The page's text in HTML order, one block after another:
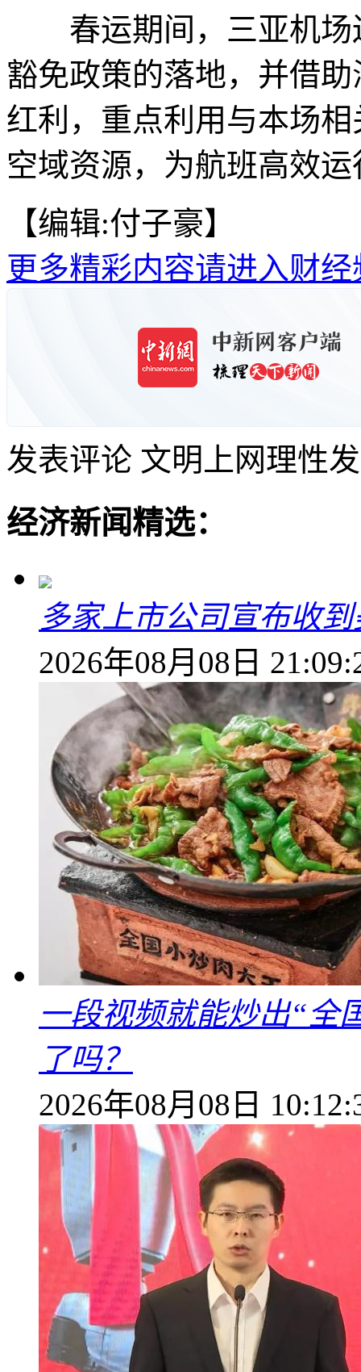
春运期间，三亚机场
豁免政策的落地，并借
红利，重点利用与本场
空域资源，为航班高效
【编辑:付子豪】
更多精彩内容请进入财经
发表评论 文明上网理性
经济新闻精选：
多家上市公司宣布收
2026年08月08日
一段视频就能炒出“全
了吗？
2026年08月08日